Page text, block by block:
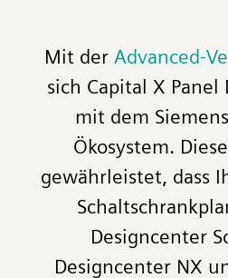
Mit der Advanced-
sich Capital X
mit dem
Ökosystem.
gewährleistet, dass
Designcenter
Designcenter NX